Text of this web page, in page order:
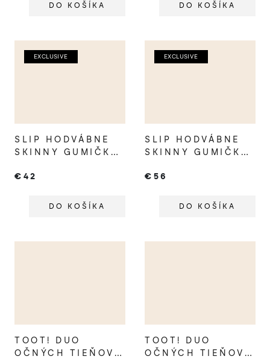
DO KOŠÍKA DO KOŠÍKA
EXCLUSIVE
SLIP HODVÁBNE
SKINNY GUMIČKY
€42
DO KOŠÍKA
EXCLUSIVE
SLIP HODVÁBNE
SKINNY GUMIČKY
€56
DO KOŠÍKA
TOOT! DUO
OČNÝCH TIEŇOV
TOOT! DUO
OČNÝCH TIEŇOV